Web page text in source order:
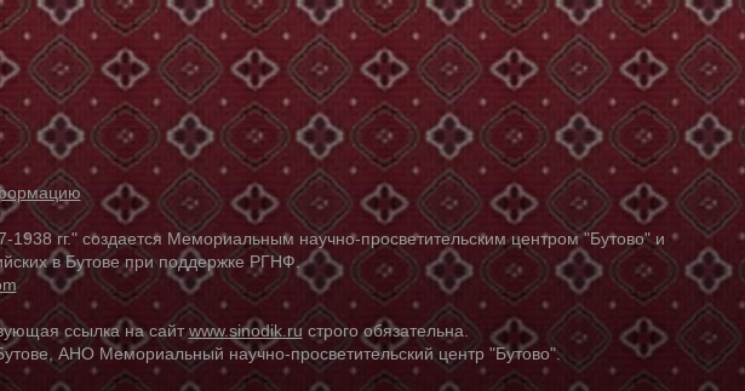
гг." создается Мемориальным научно-просветительским центром "Бутово" и
в Бутове при поддержке РГНФ.
ссылка на сайтwww.sinodik.ru строго обязательна.
АНО Мемориальный научно-просветительский центр "Бутово".